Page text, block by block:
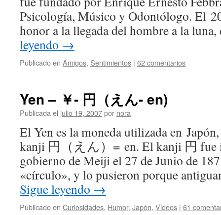
Psicología, Músico y Odontólogo. El
honor a la llegada del hombre a la
leyendo →
Publicado en Amigos, Sentimientos | 62 comentarios
Yen – ￥- 円（えん- en)
Publicada el julio 19, 2007por nora
El Yen es la moneda utilizada en
kanji 円（えん）= en. El kanji 円 fue
gobierno de Meiji el 27 de Junio de
«círculo», y lo pusieron porque
Sigue leyendo →
Publicado en Curiosidades, Humor, Japón, Videos | 61